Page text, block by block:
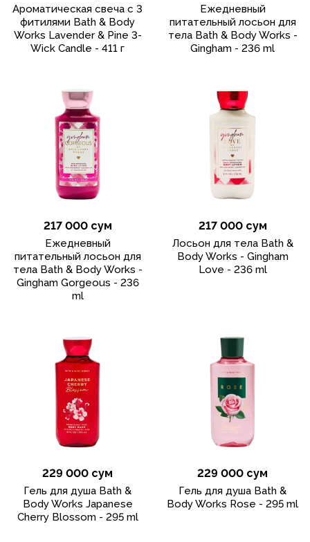
Ароматическая свеча с 3
фитилями Bath & Body
Works Lavender & Pine 3-
Wick Candle - 411 г
Ежедневный
питательный лосьон для
тела Bath & Body Works -
Gingham - 236 ml
217 000 сум
Ежедневный
питательный лосьон для
тела Bath & Body Works -
Gingham Gorgeous - 236
ml
217 000 сум
Лосьон для тела Bath &
Body Works - Gingham
Love - 236 ml
229 000 сум
Гель для душа Bath &
Body Works Japanese
Cherry Blossom - 295 ml
229 000 сум
Гель для душа Bath &
Body Works Rose - 295 ml